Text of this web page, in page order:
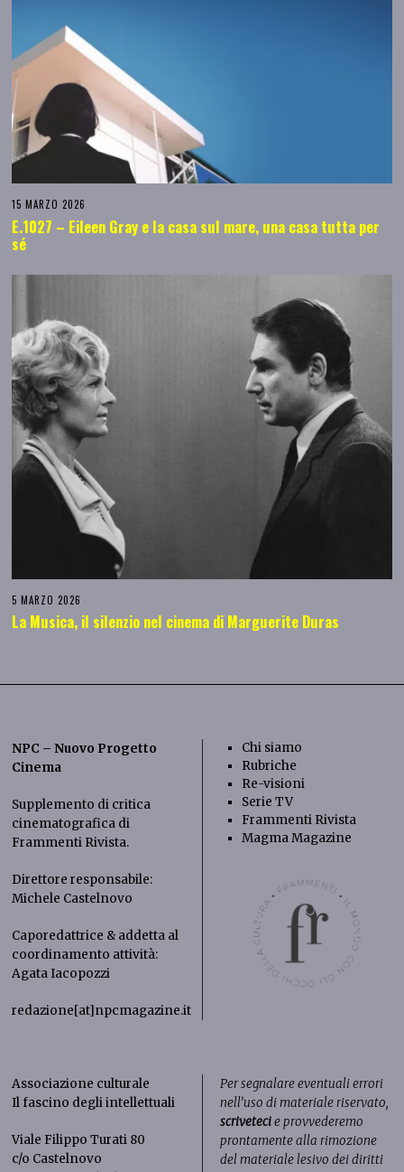
15 MARZO 2026
E.1027 – Eileen Gray e la casa sul mare, una casa tutta per
sé
5 MARZO 2026
La Musica, il silenzio nel cinema di Marguerite Duras
NPC – Nuovo Progetto
Cinema
Supplemento di critica
cinematografica di
Frammenti Rivista.
Direttore responsabile:
Michele Castelnovo
Caporedattrice & addetta al
coordinamento attività:
Agata Iacopozzi
redazione[at]npcmagazine.it
Chi siamo
Rubriche
Re-visioni
Serie TV
Frammenti Rivista
Magma Magazine
Associazione culturale
Il fascino degli intellettuali
Viale Filippo Turati 80
c/o Castelnovo
Per segnalare eventuali errori
nell’uso di materiale riservato,
scrivetecie provvederemo
prontamente alla rimozione
del materiale lesivo dei diritti